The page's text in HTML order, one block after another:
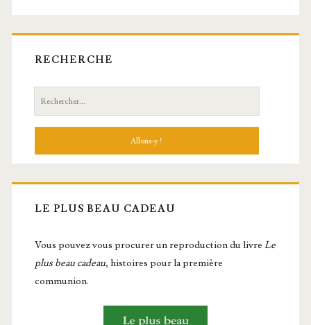
RECHERCHE
Recherche:
LE PLUS BEAU CADEAU
Vous pou­vez vous pro­cu­rer un repro­duc­tion du livre Le
plus beau cadeau, histoires pour la première
communion.